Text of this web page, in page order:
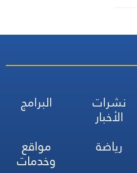
نشرات
الأخبار
البرامج
رياضة مواقع
وخدمات